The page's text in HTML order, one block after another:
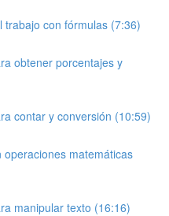
trabajo con fórmulas (7:36)
obtener porcentajes y
contar y conversión (10:59)
operaciones matemáticas
manipular texto (16:16)